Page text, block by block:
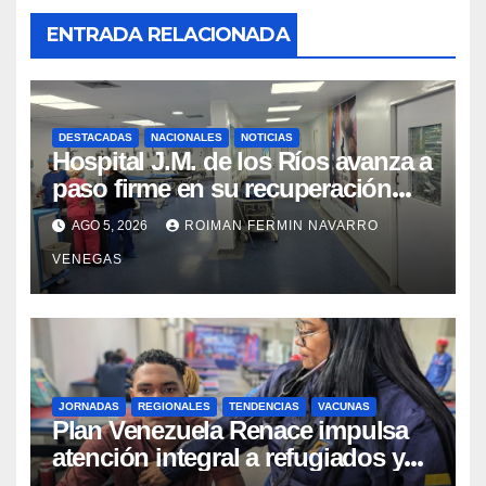
ENTRADA RELACIONADA
DESTACADAS NACIONALES NOTICIAS
Hospital J.M. de los Ríos avanza a
paso firme en su recuperación
tras los recientes eventos
sísmicos
AGO 5, 2026 ROIMAN FERMIN NAVARRO
VENEGAS
JORNADAS REGIONALES TENDENCIAS VACUNAS
​Plan Venezuela Renace impulsa
atención integral a refugiados y